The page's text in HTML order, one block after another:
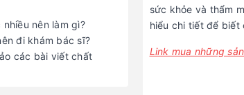
sức khỏe và thẩm
hiểu chi tiết để biết
Link mua những
nhiều nên làm gì?
đi khám bác sĩ?
các bài viết chất